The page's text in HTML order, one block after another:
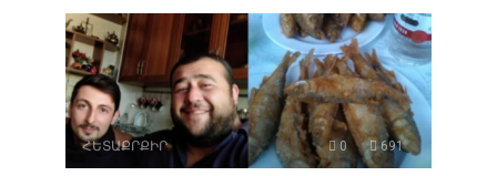
ՀԵՏԱՔՐՔԻՐ 0 691